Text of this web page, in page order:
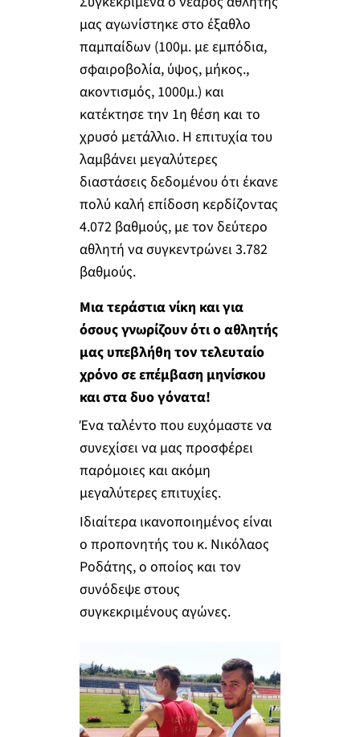
μας αγωνίστηκε στο έξαθλο
παμπαίδων (100μ. με εμπόδια,
σφαιροβολία, ύψος, μήκος.,
ακοντισμός, 1000μ.) και
κατέκτησε την 1η θέση και το
χρυσό μετάλλιο. Η επιτυχία του
λαμβάνει μεγαλύτερες
διαστάσεις δεδομένου ότι έκανε
πολύ καλή επίδοση κερδίζοντας
4.072 βαθμούς, με τον δεύτερο
αθλητή να συγκεντρώνει 3.782
βαθμούς.
Μια τεράστια νίκη και για
όσους γνωρίζουν ότι ο αθλητής
μας υπεβλήθη τον τελευταίο
χρόνο σε επέμβαση μηνίσκου
και στα δυο γόνατα!
Ένα ταλέντο που ευχόμαστε να
συνεχίσει να μας προσφέρει
παρόμοιες και ακόμη
μεγαλύτερες επιτυχίες.
Ιδιαίτερα ικανοποιημένος είναι
ο προπονητής του κ. Νικόλαος
Ροδάτης, ο οποίος και τον
συνόδεψε στους
συγκεκριμένους αγώνες.